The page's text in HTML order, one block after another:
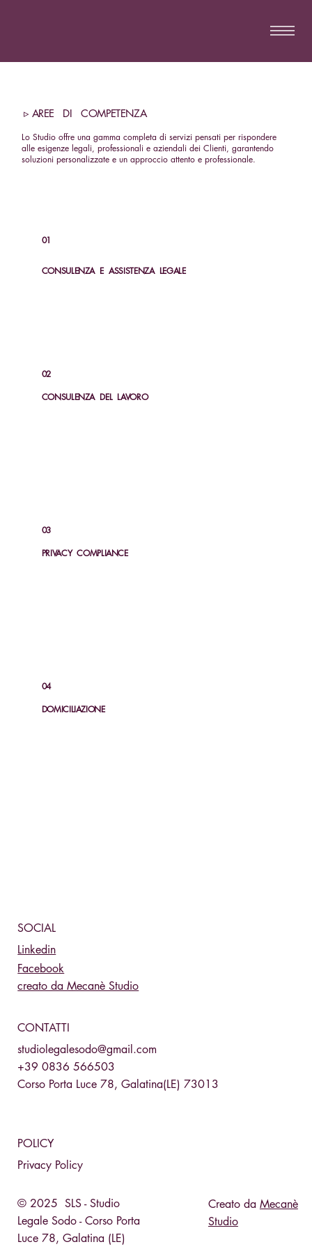
▹ AREE DI COMPETENZA
Lo Studio offre una gamma completa di servizi pensati per rispondere
alle esigenze legali, professionali e aziendali dei Clienti, garantendo
soluzioni personalizzate e un approccio attento e professionale.
01
CONSULENZA E ASSISTENZA LEGALE
02
CONSULENZA DEL LAVORO
03
PRIVACY COMPLIANCE
04
DOMICILIAZIONE
SOCIAL
Linkedin
Facebook
creato da Mecanè Studio
CONTATTI
studiolegalesodo@gmail.com
+39 0836 566503
Corso Porta Luce 78, Galatina(LE) 73013
POLICY
Privacy Policy
© 2025 SLS - Studio
Legale Sodo - Corso Porta
Luce 78, Galatina (LE)
Creato da Mecanè
Studio